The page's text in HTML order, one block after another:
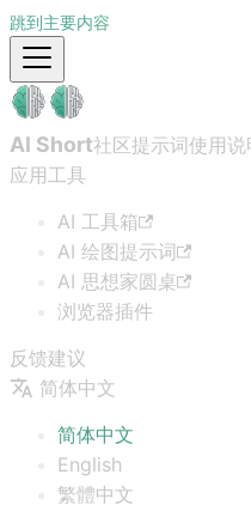
跳到主要内容
AI Short社区提示词使用说
应用工具
AI 工具箱
AI 绘图提示词
AI 思想家圆桌
浏览器插件
反馈建议
简体中文
简体中文
English
繁體中文